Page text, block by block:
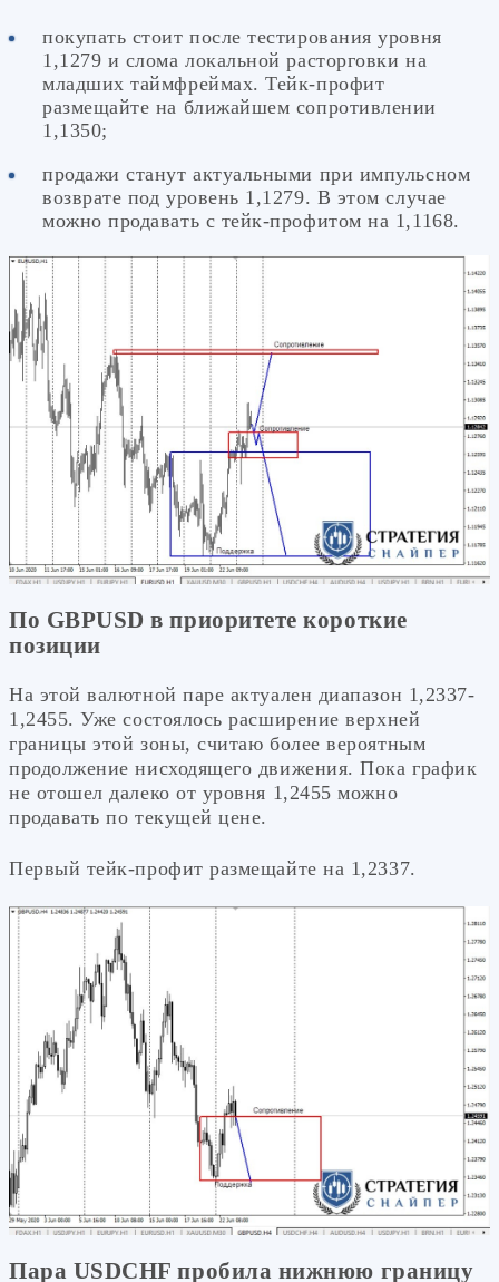
покупать стоит после тестирования уровня
1,1279 и слома локальной расторговки на
младших таймфреймах. Тейк-профит
размещайте на ближайшем сопротивлении
1,1350;
продажи станут актуальными при импульсном
возврате под уровень 1,1279. В этом случае
можно продавать с тейк-профитом на 1,1168.
По GBPUSD в приоритете короткие
позиции
На этой валютной паре актуален диапазон 1,2337-
1,2455. Уже состоялось расширение верхней
границы этой зоны, считаю более вероятным
продолжение нисходящего движения. Пока график
не отошел далеко от уровня 1,2455 можно
продавать по текущей цене.
Первый тейк-профит размещайте на 1,2337.
Пара USDCHF пробила нижнюю границу